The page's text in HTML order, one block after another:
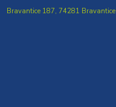
Bravantice 187, 74281 Bravantice